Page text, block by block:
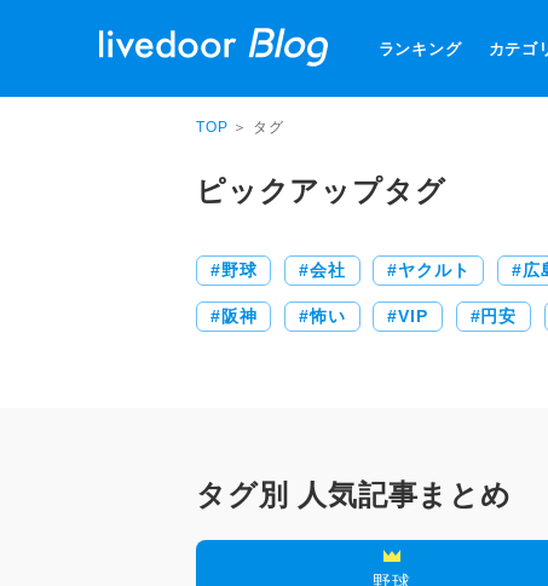
ランキング カテゴ
TOP ＞ タグ
ピックアップタグ
野球 会社 ヤクルト 広
阪神 怖い VIP 円安
タグ別 人気記事まとめ
野球